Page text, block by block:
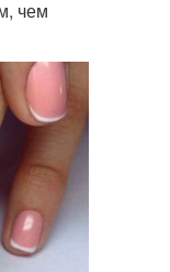
чем